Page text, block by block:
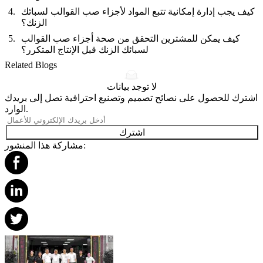
كيف يجب إدارة إمكانية تتبع المواد لأجزاء صب القوالب لسبائك
الزنك؟
كيف يمكن للمشترين التحقق من صحة أجزاء صب القوالب
لسبائك الزنك قبل الإنتاج المتكرر؟
Related Blogs
لا توجد بيانات
اشترك للحصول على نصائح تصميم وتصنيع احترافية تصل إلى بريدك
الوارد.
اشترك
مشاركة هذا المنشور: